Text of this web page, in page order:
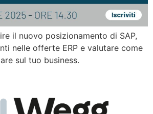
il nuovo posizionamento di SAP,
nelle offerte ERP e valutare come
sul tuo business.